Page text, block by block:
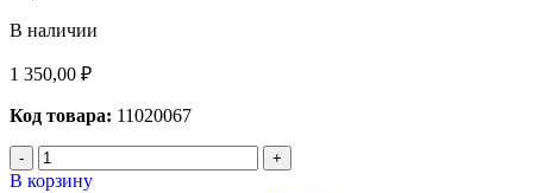
В наличии
1 350,00 ₽
Код товара: 11020067
В корзину